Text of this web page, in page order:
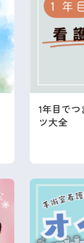
1年目で
ツ大全